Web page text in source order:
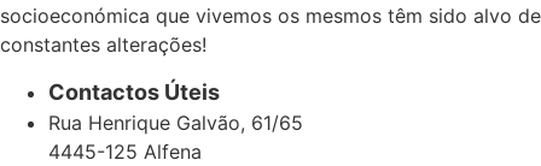
socioeconómica que vivemos os mesmos têm sido alvo de
constantes alterações!
Contactos Úteis
Rua Henrique Galvão, 61/65
4445-125 Alfena